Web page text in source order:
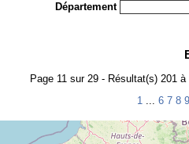
Département
Page 11 sur 29 - Résultat(s) 201
1
6 7 8 9